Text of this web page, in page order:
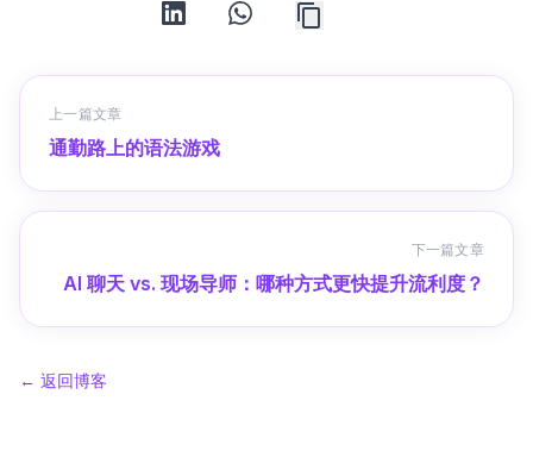
linkedin whatsapp
上一篇文章
通勤路上的语法游戏
下一篇文章
AI 聊天 vs. 现场导师：哪种方式更快提升流利度？
← 返回博客